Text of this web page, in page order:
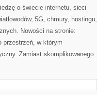
o świecie internetu, sieci
5G, chmury, hostingu,
Nowości na stronie:
przestrzeń, w którym
Zamiast skomplikowanego